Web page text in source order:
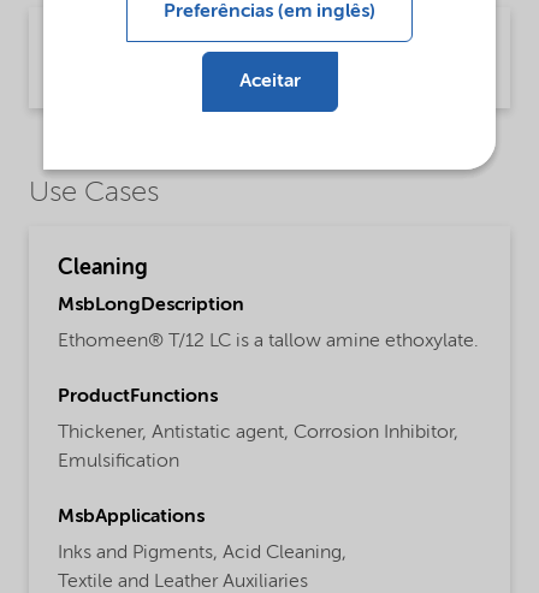
PDS Ethomeen T12 LC - EMEIA (English)
Product Data Sheet | application/pdf (33,3 KB) | English
Use Cases
Cleaning
MsbLongDescription
Ethomeen® T/12 LC is a tallow amine ethoxylate.
ProductFunctions
Thickener, Antistatic agent, Corrosion Inhibitor,
Emulsification
MsbApplications
Inks and Pigments, Acid Cleaning,
Textile and Leather Auxiliaries
Preferências (em inglês)
Aceitar